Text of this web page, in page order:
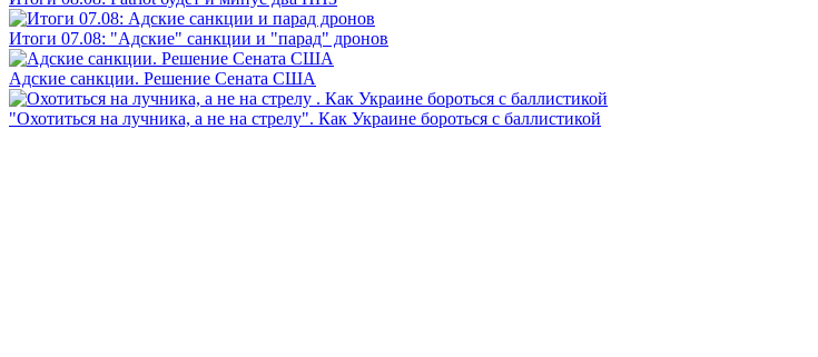
Итоги 07.08: "Адские" санкции и "парад" дронов
Адские санкции. Решение Сената США
"Охотиться на лучника, а не на стрелу". Как Украине бороться с баллистикой